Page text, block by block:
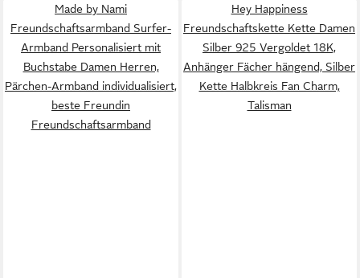
Made by Nami
Freundschaftsarmband Surfer-
Armband Personalisiert mit
Buchstabe Damen Herren,
Pärchen-Armband individualisiert,
beste Freundin
Freundschaftsarmband
Hey Happiness
Freundschaftskette Kette Damen
Silber 925 Vergoldet 18K,
Anhänger Fächer hängend, Silber
Kette Halbkreis Fan Charm,
Talisman